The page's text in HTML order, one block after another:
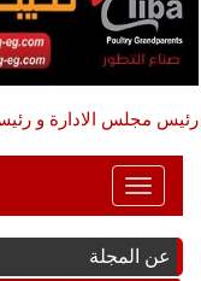
رئيس مجلس الادارة و
Toggle
Navigation
عن المجلة